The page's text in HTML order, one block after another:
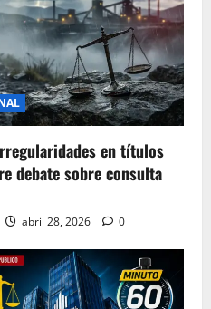
en títulos
debate sobre consulta
abril 28, 2026 0